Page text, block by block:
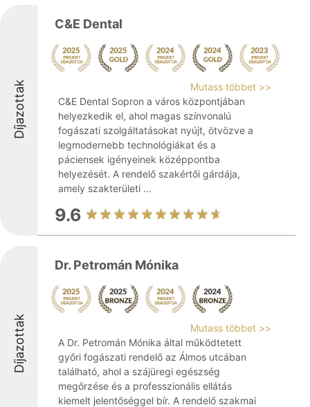
Díjazottak
C&E Dental
Mutass többet >>
C&E Dental Sopron a város központjában
helyezkedik el, ahol magas színvonalú
fogászati szolgáltatásokat nyújt, ötvözve a
legmodernebb technológiákat és a
páciensek igényeinek középpontba
helyezését. A rendelő szakértői gárdája,
amely szakterületi ...
9.6
Díjazottak
Dr. Petromán Mónika
Mutass többet >>
A Dr. Petromán Mónika által működtetett
győri fogászati rendelő az Álmos utcában
található, ahol a szájüregi egészség
megőrzése és a professzionális ellátás
kiemelt jelentőséggel bír. A rendelő szakmai